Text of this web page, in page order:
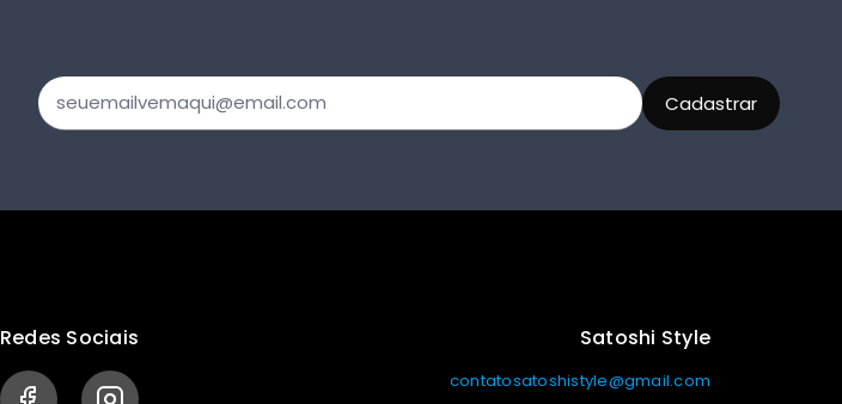
Redes Sociais Satoshi Style
contatosatoshistyle@gmail.com